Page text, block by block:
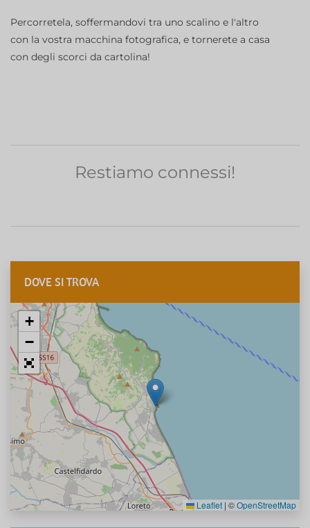
Percorretela, soffermandovi tra uno scalino e l'altro
con la vostra macchina fotografica, e tornerete a casa
con degli scorci da cartolina!
Restiamo connessi!
DOVE SI TROVA
+
−
Leaflet | ©OpenStreetMap